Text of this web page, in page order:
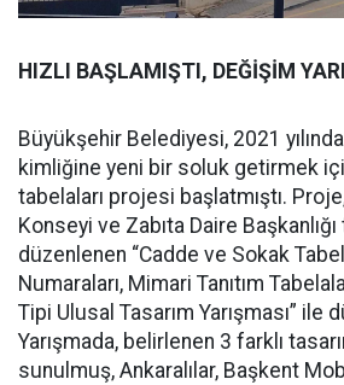
HIZLI BAŞLAMIŞTI, DEĞİŞİM
Büyükşehir Belediyesi, 2021
kimliğine yeni bir soluk getirmek
tabelaları projesi başlatmıştı.
Konseyi ve Zabıta Daire Başkanlığı
düzenlenen “Cadde ve Sokak
Numaraları, Mimari Tanıtım
Tipi Ulusal Tasarım Yarışması” ile
Yarışmada, belirlenen 3 farklı
sunulmuş, Ankaralılar, Başkent